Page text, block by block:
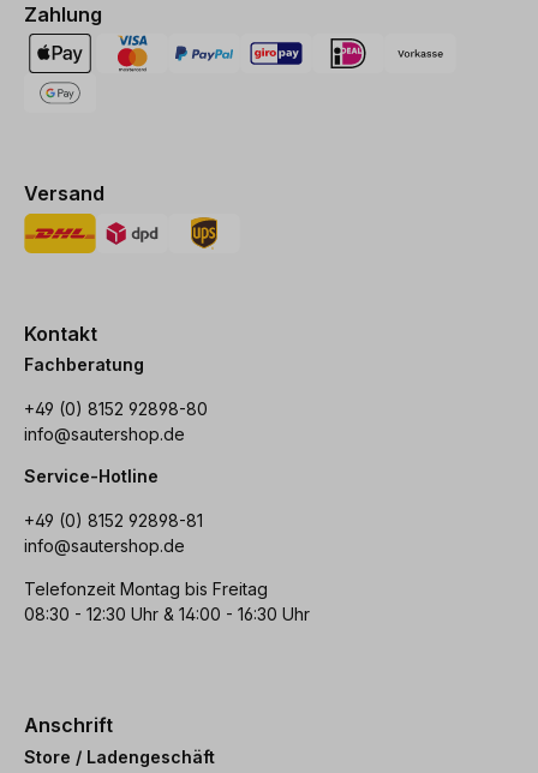
Zahlung
Versand
Kontakt
Fachberatung
+49 (0) 8152 92898-80
info@sautershop.de
Service-Hotline
+49 (0) 8152 92898-81
info@sautershop.de
Telefonzeit Montag bis Freitag
08:30 - 12:30 Uhr & 14:00 - 16:30 Uhr
Anschrift
Store / Ladengeschäft